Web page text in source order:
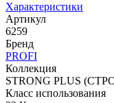
Характеристики
Артикул
6259
Бренд
PROFI
Коллекция
STRONG PLUS
Класс использования